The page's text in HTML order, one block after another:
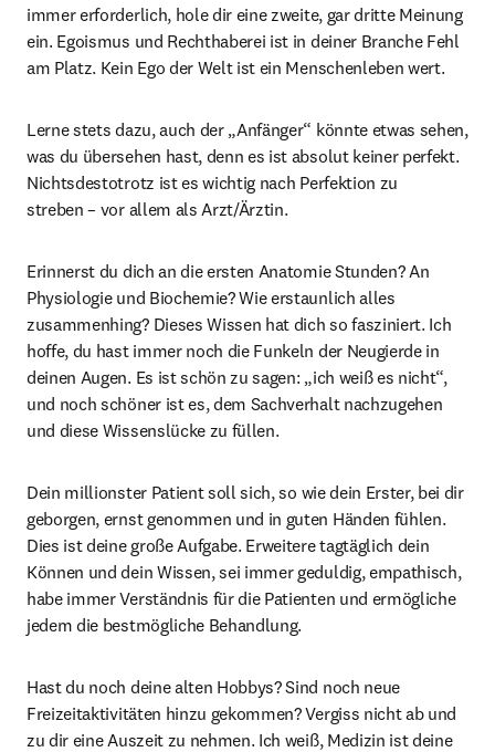
immer erforderlich, hole dir eine zweite, gar dritte Meinung
ein. Egoismus und Rechthaberei ist in deiner Branche Fehl
am Platz. Kein Ego der Welt ist ein Menschenleben wert.
Lerne stets dazu, auch der „Anfänger“ könnte etwas sehen,
was du übersehen hast, denn es ist absolut keiner perfekt.
Nichtsdestotrotz ist es wichtig nach Perfektion zu
streben – vor allem als Arzt/Ärztin.
Erinnerst du dich an die ersten Anatomie Stunden? An
Physiologie und Biochemie? Wie erstaunlich alles
zusammenhing? Dieses Wissen hat dich so fasziniert. Ich
hoffe, du hast immer noch die Funkeln der Neugierde in
deinen Augen. Es ist schön zu sagen: „ich weiß es nicht“,
und noch schöner ist es, dem Sachverhalt nachzugehen
und diese Wissenslücke zu füllen.
Dein millionster Patient soll sich, so wie dein Erster, bei dir
geborgen, ernst genommen und in guten Händen fühlen.
Dies ist deine große Aufgabe. Erweitere tagtäglich dein
Können und dein Wissen, sei immer geduldig, empathisch,
habe immer Verständnis für die Patienten und ermögliche
jedem die bestmögliche Behandlung.
Hast du noch deine alten Hobbys? Sind noch neue
Freizeitaktivitäten hinzu gekommen? Vergiss nicht ab und
zu dir eine Auszeit zu nehmen. Ich weiß, Medizin ist deine